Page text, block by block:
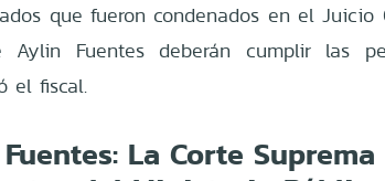
que fueron condenados en el Juicio
Fuentes deberán cumplir las
el fiscal.
La Corte Suprema